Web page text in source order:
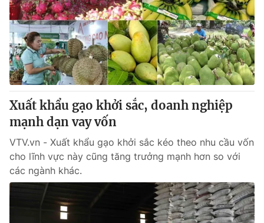
Xuất khẩu gạo khởi sắc, doanh nghiệp
mạnh dạn vay vốn
VTV.vn - Xuất khẩu gạo khởi sắc kéo theo nhu cầu vốn
cho lĩnh vực này cũng tăng trưởng mạnh hơn so với
các ngành khác.